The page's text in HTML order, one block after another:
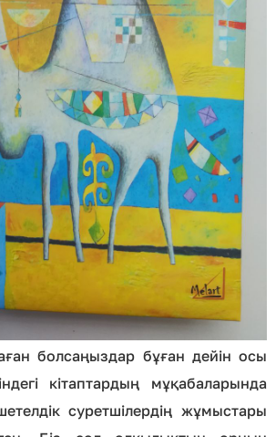
болсаңыздар бұған дейін осы
кітаптардың мұқабаларында
суретшілердің жұмыстары